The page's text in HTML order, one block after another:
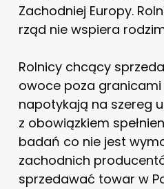
Zachodniej Europy.
rząd nie wspiera
Rolnicy chcący
owoce poza granicami
napotykają na szereg
z obowiązkiem
badań co nie jest
zachodnich
sprzedawać towar w